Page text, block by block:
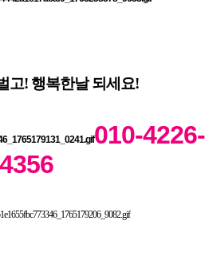
고! 행복한날 되세요!
010-4226-
4356